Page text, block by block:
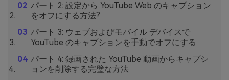
パート 2: 設定から YouTube Web のキャプション
をオフにする方法?
パート 3: ウェブおよびモバイル デバイスで
YouTube のキャプションを手動でオフにする
パート 4: 録画された YouTube 動画からキャプシ
ョンを削除する完璧な方法